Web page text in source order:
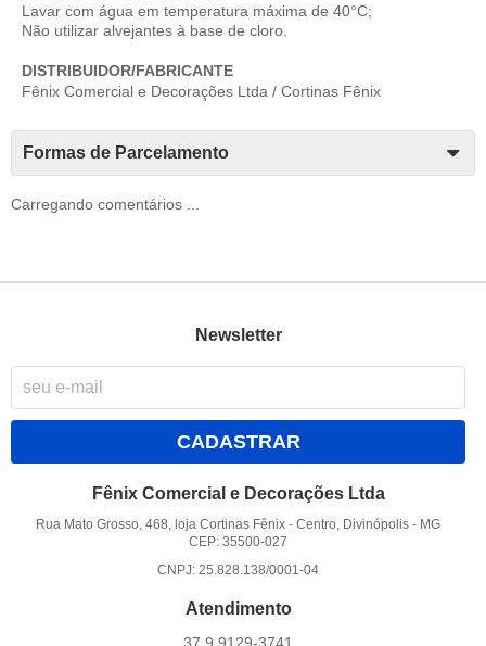
Lavar com água em temperatura máxima de 40°C;
Não utilizar alvejantes à base de cloro.
DISTRIBUIDOR/FABRICANTE
Fênix Comercial e Decorações Ltda / Cortinas Fênix
Formas de Parcelamento
Carregando comentários ...
Newsletter
CADASTRAR
Fênix Comercial e Decorações Ltda
Rua Mato Grosso, 468, loja Cortinas Fênix -Centro, Divinópolis - MG
CEP: 35500-027
CNPJ: 25.828.138/0001-04
Atendimento
37 9 9129-3741